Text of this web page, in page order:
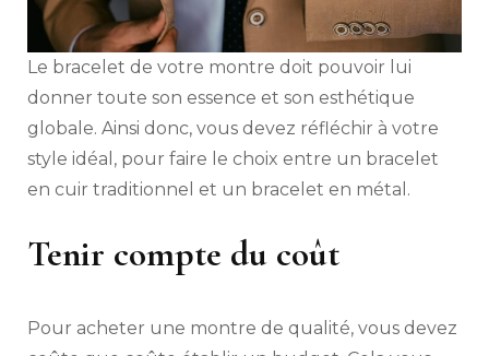
Le bracelet de votre montre doit pouvoir lui
donner toute son essence et son esthétique
globale. Ainsi donc, vous devez réfléchir à votre
style idéal, pour faire le choix entre un bracelet
en cuir traditionnel et un bracelet en métal.
Tenir compte du coût
Pour acheter une montre de qualité, vous devez